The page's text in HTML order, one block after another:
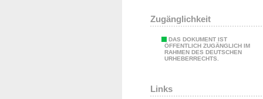
Zugänglichkeit
DAS DOKUMENT IST
ÖFFENTLICH ZUGÄNGLICH IM
RAHMEN DES DEUTSCHEN
URHEBERRECHTS.
Links